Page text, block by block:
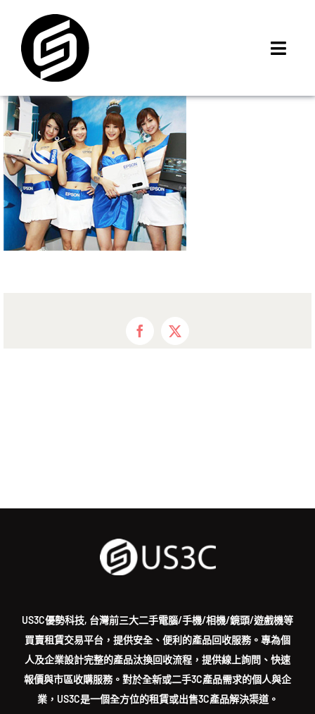
content
門市據點
iMCheck APP
iPhone 回收價
線上商城
3C租賃
MSI 舊換新
Facebook
X
US3C優勢科技, 台灣前三大二手電腦/手機/相機/鏡頭/遊戲機等
買賣租賃交易平台，提供安全、便利的產品回收服務。專為個
人及企業設計完整的產品汰換回收流程，提供線上詢問、快速
報價與市區收購服務。對於全新或二手3C產品需求的個人與企
業，US3C是一個全方位的租賃或出售3C產品解決渠道。